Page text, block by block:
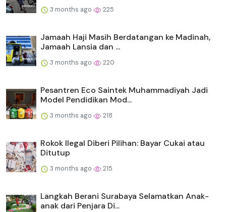
3 months ago 225
Jamaah Haji Masih Berdatangan ke Madinah,
Jamaah Lansia dan ...
3 months ago 220
Pesantren Eco Saintek Muhammadiyah Jadi
Model Pendidikan Mod...
3 months ago 218
Rokok Ilegal Diberi Pilihan: Bayar Cukai atau
Ditutup
3 months ago 215
Langkah Berani Surabaya Selamatkan Anak-
anak dari Penjara Di...